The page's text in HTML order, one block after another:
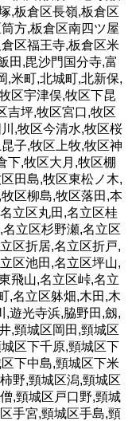
,板倉区長嶺,板倉区
方,板倉区南四ツ屋
区福王寺,板倉区米
田,毘沙門国分寺,富
,米町,北城町,北新保,
区宇津俣,牧区下昆
吉坪,牧区宮口,牧区
,牧区今清水,牧区桜
子,牧区上牧,牧区神
下,牧区大月,牧区棚
田島,牧区東松ノ木,
区柳島,牧区落田,本
立区丸田,名立区桂
立区杉野瀬,名立区
区折居,名立区折戸,
区池田,名立区坪山,
飛山,名立区峠,名立
,名立区躰畑,木田,木
,遊光寺浜,脇野田,劔,
,頸城区岡田,頸城区
区下千原,頸城区下
下中島,頸城区下米
野,頸城区潟,頸城区
,頸城区戸口野,頸城
手宮,頸城区手島,頸